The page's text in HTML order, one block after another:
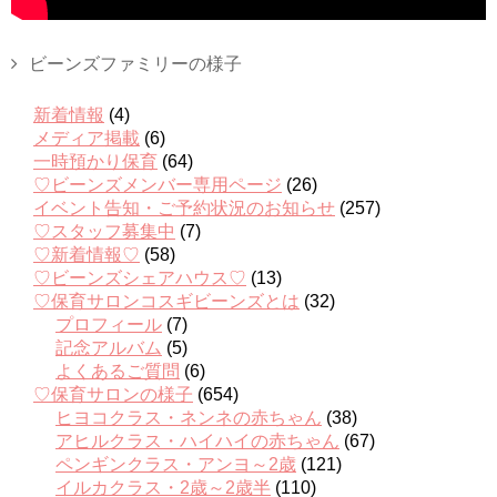
ビーンズファミリーの様子
新着情報 (4)
メディア掲載 (6)
一時預かり保育 (64)
♡ビーンズメンバー専用ページ (26)
イベント告知・ご予約状況のお知らせ (257)
♡スタッフ募集中 (7)
♡新着情報♡ (58)
♡ビーンズシェアハウス♡ (13)
♡保育サロンコスギビーンズとは (32)
プロフィール (7)
記念アルバム (5)
よくあるご質問 (6)
♡保育サロンの様子 (654)
ヒヨコクラス・ネンネの赤ちゃん (38)
アヒルクラス・ハイハイの赤ちゃん (67)
ペンギンクラス・アンヨ～2歳 (121)
イルカクラス・2歳～2歳半 (110)